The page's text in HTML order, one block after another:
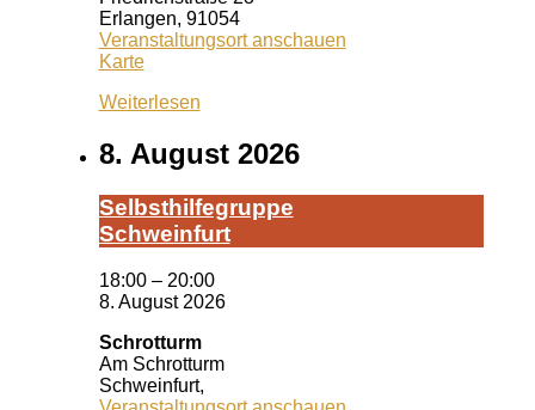
Erlangen, 91054
Veranstaltungsort anschauen
KarteQueeres
Erlangen
Weiterlesen
8. August 2026
Selbst­hil­fe­grup­pe
Schwein­furt
18:00 – 20:00
8. August 2026
Schrotturm
Am Schrotturm
Schweinfurt,